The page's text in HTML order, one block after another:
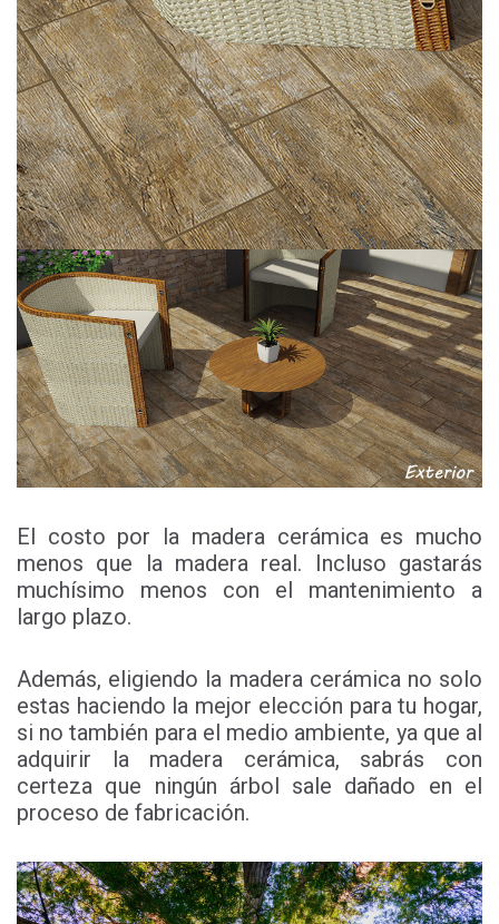
El costo por la madera cerámica es mucho
menos que la madera real. Incluso gastarás
muchísimo menos con el mantenimiento a
largo plazo.
Además, eligiendo la madera cerámica no solo
estas haciendo la mejor elección para tu hogar,
si no también para el medio ambiente, ya que al
adquirir la madera cerámica, sabrás con
certeza que ningún árbol sale dañado en el
proceso de fabricación.